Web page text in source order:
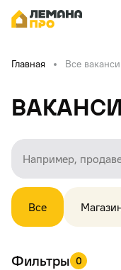
Главная Все
Все
Фильтры 0